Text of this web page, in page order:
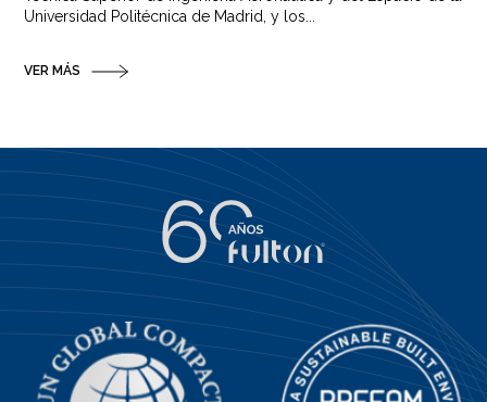
Universidad Politécnica de Madrid, y los...
VER MÁS